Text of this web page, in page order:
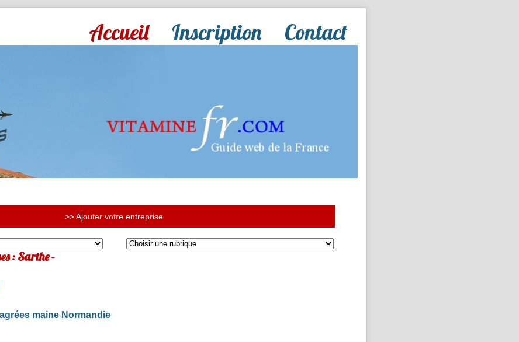
Accueil Inscription Contact
>> Ajouter votre entreprise
: Sarthe -
maine Normandie